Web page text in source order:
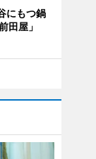
にもつ鍋
田屋」